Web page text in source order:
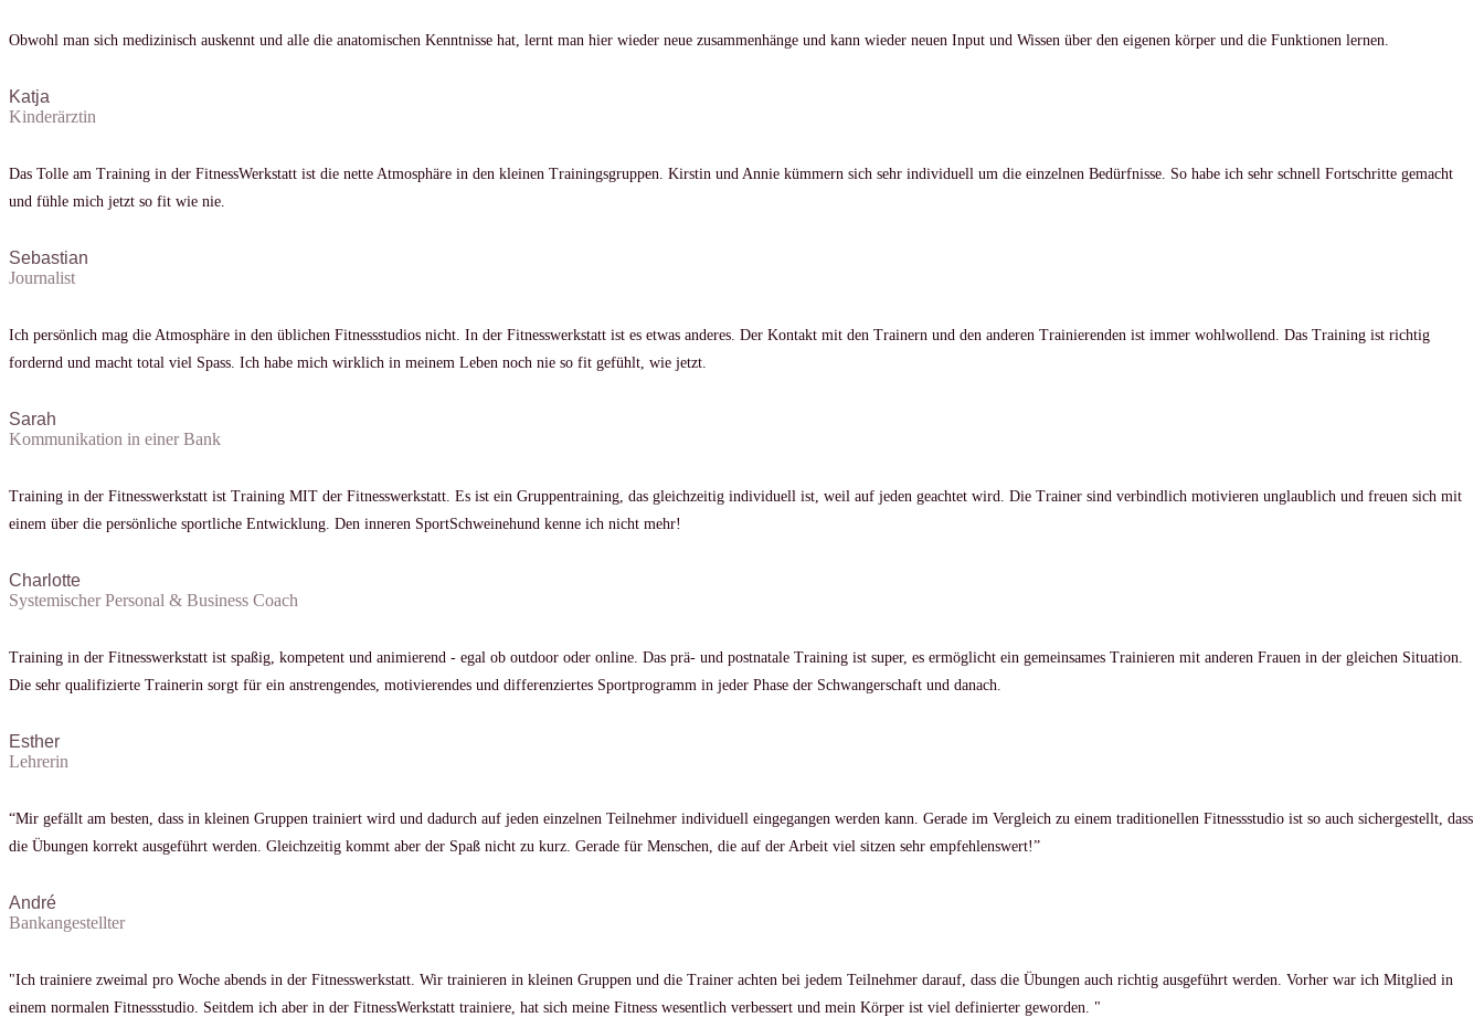
Obwohl man sich medizinisch auskennt und alle die anatomischen Kenntnisse hat, lernt man hier wieder neue zusammenhänge und kann wieder neuen Input und Wissen über den eigenen körper und die Funktionen lernen.
Katja
Kinderärztin
Das Tolle am Training in der FitnessWerkstatt ist die nette Atmosphäre in den kleinen Trainingsgruppen. Kirstin und Annie kümmern sich sehr individuell um die einzelnen Bedürfnisse. So habe ich sehr schnell Fortschritte gemacht
und fühle mich jetzt so fit wie nie.
Sebastian
Journalist
Ich persönlich mag die Atmosphäre in den üblichen Fitnessstudios nicht. In der Fitnesswerkstatt ist es etwas anderes. Der Kontakt mit den Trainern und den anderen Trainierenden ist immer wohlwollend. Das Training ist richtig
fordernd und macht total viel Spass. Ich habe mich wirklich in meinem Leben noch nie so fit gefühlt, wie jetzt.
Sarah
Kommunikation in einer Bank
Training in der Fitnesswerkstatt ist Training MIT der Fitnesswerkstatt. Es ist ein Gruppentraining, das gleichzeitig individuell ist, weil auf jeden geachtet wird. Die Trainer sind verbindlich motivieren unglaublich und freuen sich mit
einem über die persönliche sportliche Entwicklung. Den inneren SportSchweinehund kenne ich nicht mehr!
Charlotte
Systemischer Personal & Business Coach
Training in der Fitnesswerkstatt ist spaßig, kompetent und animierend - egal ob outdoor oder online. Das prä- und postnatale Training ist super, es ermöglicht ein gemeinsames Trainieren mit anderen Frauen in der gleichen Situation.
Die sehr qualifizierte Trainerin sorgt für ein anstrengendes, motivierendes und differenziertes Sportprogramm in jeder Phase der Schwangerschaft und danach.
Esther
Lehrerin
“Mir gefällt am besten, dass in kleinen Gruppen trainiert wird und dadurch auf jeden einzelnen Teilnehmer individuell eingegangen werden kann. Gerade im Vergleich zu einem traditionellen Fitnessstudio ist so auch sichergestellt, dass
die Übungen korrekt ausgeführt werden. Gleichzeitig kommt aber der Spaß nicht zu kurz. Gerade für Menschen, die auf der Arbeit viel sitzen sehr empfehlenswert!”
André
Bankangestellter
"Ich trainiere zweimal pro Woche abends in der Fitnesswerkstatt. Wir trainieren in kleinen Gruppen und die Trainer achten bei jedem Teilnehmer darauf, dass die Übungen auch richtig ausgeführt werden. Vorher war ich Mitglied in
einem normalen Fitnessstudio. Seitdem ich aber in der FitnessWerkstatt trainiere, hat sich meine Fitness wesentlich verbessert und mein Körper ist viel definierter geworden. "